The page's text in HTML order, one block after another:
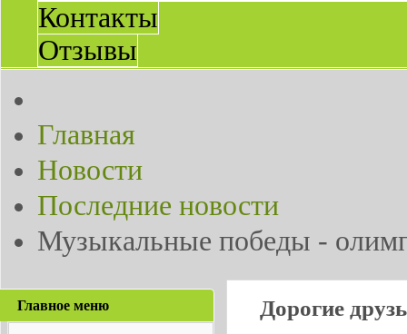
Контакты
Отзывы
Главная
Новости
Последние новости
Музыкальные победы -
Главное меню
Дорогие